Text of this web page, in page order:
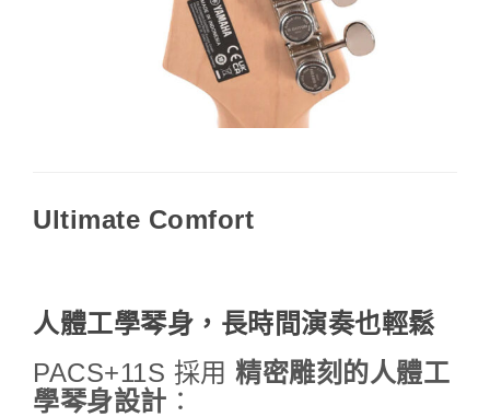
Ultimate Comfort
人體工學琴身，長時間演奏也輕鬆
PACS+11S 採用 精密雕刻的人體工
學琴身設計 ：